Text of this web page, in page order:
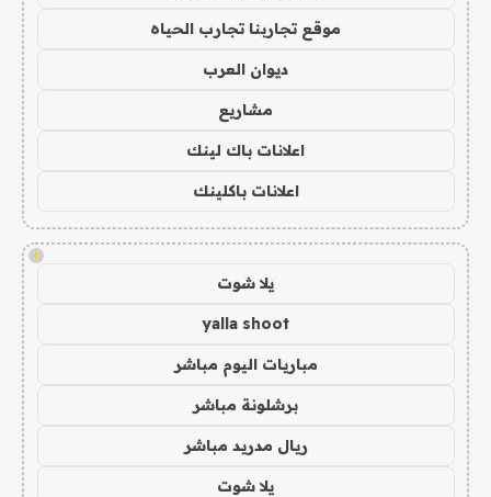
موقع تجاربنا تجارب الحياه
ديوان العرب
مشاريع
اعلانات باك لينك
اعلانات باكلينك
!
يلا شوت
yalla shoot
مباريات اليوم مباشر
برشلونة مباشر
ريال مدريد مباشر
يلا شوت